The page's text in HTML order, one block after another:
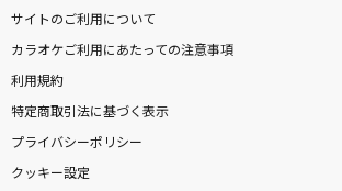
サイトのご利用について
カラオケご利用にあたっての注意事項
利用規約
特定商取引法に基づく表示
プライバシーポリシー
クッキー設定